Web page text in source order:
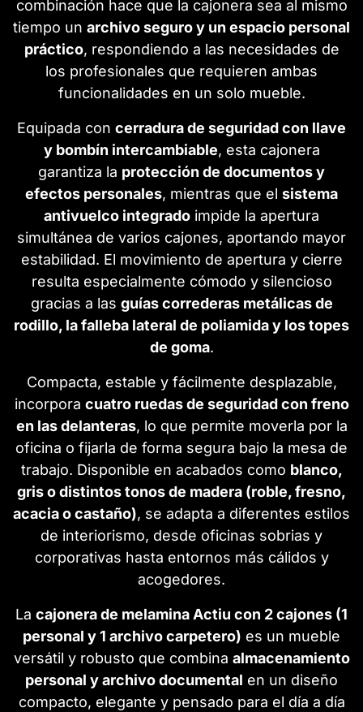
combinación hace que la cajonera sea al mismo
tiempo un archivo seguro y un espacio personal
práctico, respondiendo a las necesidades de
los profesionales que requieren ambas
funcionalidades en un solo mueble.
Equipada con cerradura de seguridad con llave
y bombín intercambiable, esta cajonera
garantiza la protección de documentos y
efectos personales, mientras que el sistema
antivuelco integrado impide la apertura
simultánea de varios cajones, aportando mayor
estabilidad. El movimiento de apertura y cierre
resulta especialmente cómodo y silencioso
gracias a las guías correderas metálicas de
rodillo, la falleba lateral de poliamida y los topes
de goma.
Compacta, estable y fácilmente desplazable,
incorpora cuatro ruedas de seguridad con freno
en las delanteras, lo que permite moverla por la
oficina o fijarla de forma segura bajo la mesa de
trabajo. Disponible en acabados como blanco,
gris o distintos tonos de madera (roble, fresno,
acacia o castaño), se adapta a diferentes estilos
de interiorismo, desde oficinas sobrias y
corporativas hasta entornos más cálidos y
acogedores.
La cajonera de melamina Actiu con 2 cajones (1
personal y 1 archivo carpetero) es un mueble
versátil y robusto que combina almacenamiento
personal y archivo documental en un diseño
compacto, elegante y pensado para el día a día